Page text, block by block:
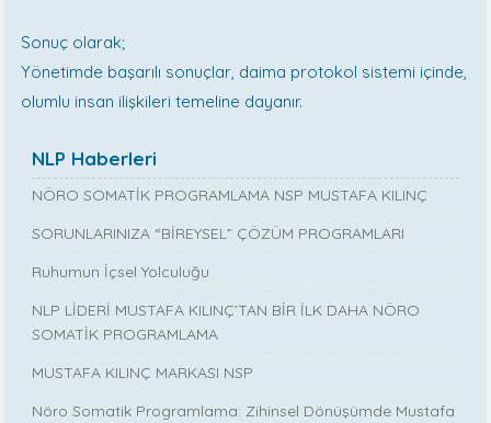
Sonuç olarak;
Yönetimde başarılı sonuçlar, daima protokol sistemi içinde,
olumlu insan ilişkileri temeline dayanır.
NLP Haberleri
NÖRO SOMATİK PROGRAMLAMA NSP MUSTAFA KILINÇ
SORUNLARINIZA “BİREYSEL” ÇÖZÜM PROGRAMLARI
Ruhumun İçsel Yolculuğu
NLP LİDERİ MUSTAFA KILINÇ’TAN BİR İLK DAHA NÖRO
SOMATİK PROGRAMLAMA
MUSTAFA KILINÇ MARKASI NSP
Nöro Somatik Programlama: Zihinsel Dönüşümde Mustafa